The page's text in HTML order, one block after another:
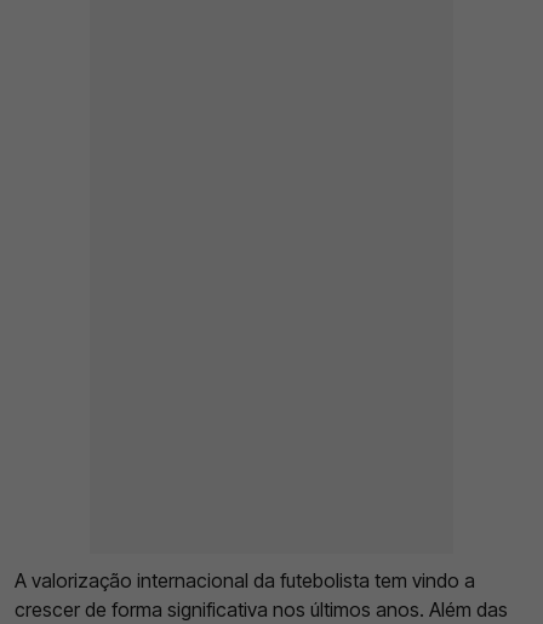
A valorização internacional da futebolista tem vindo a
crescer de forma significativa nos últimos anos. Além das